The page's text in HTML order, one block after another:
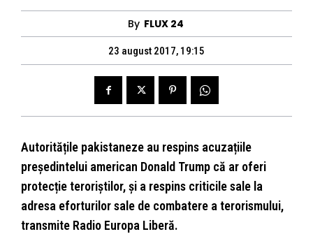
By FLUX 24
23 august 2017, 19:15
Autoritățile pakistaneze au respins acuzațiile
președintelui american Donald Trump că ar oferi
protecție teroriștilor, și a respins criticile sale la
adresa eforturilor sale de combatere a terorismului,
transmite Radio Europa Liberă.